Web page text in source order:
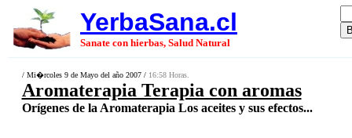
YerbaSana.cl
Sanate con hierbas, Salud Natural
/ Mi�rcoles 9 de Mayo del año 2007 / 16:58 Horas.
Aromaterapia Terapia con aromas
Orígenes de la Aromaterapia Los aceites y sus efectos...